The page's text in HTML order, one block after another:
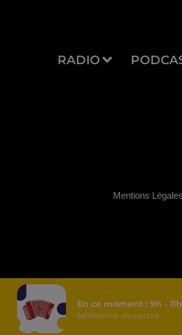
RADIO
En ce moment : 9h - 11h
Millesime musette
Mentions Légales